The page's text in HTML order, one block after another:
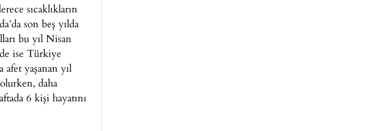
sıcaklıkların
son beş yılda
bu yıl Nisan
ise Türkiye
yaşanan yıl
daha
6 kişi hayatını